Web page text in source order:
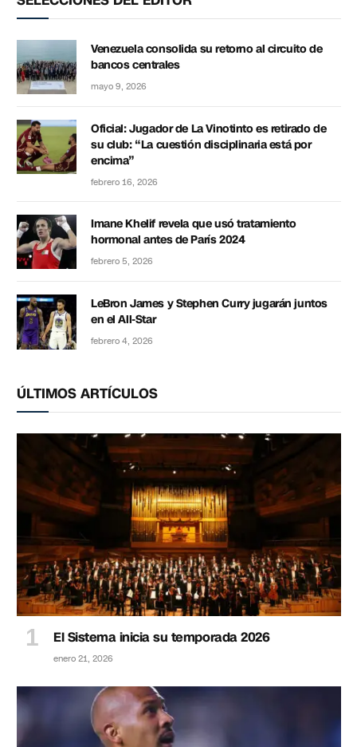
Venezuela consolida su retorno al circuito de
bancos centrales
mayo 9, 2026
Oficial: Jugador de La Vinotinto es retirado de
su club: “La cuestión disciplinaria está por
encima”
febrero 16, 2026
Imane Khelif revela que usó tratamiento
hormonal antes de París 2024
febrero 5, 2026
LeBron James y Stephen Curry jugarán juntos
en el All-Star
febrero 4, 2026
ÚLTIMOS ARTÍCULOS
El Sistema inicia su temporada 2026
enero 21, 2026